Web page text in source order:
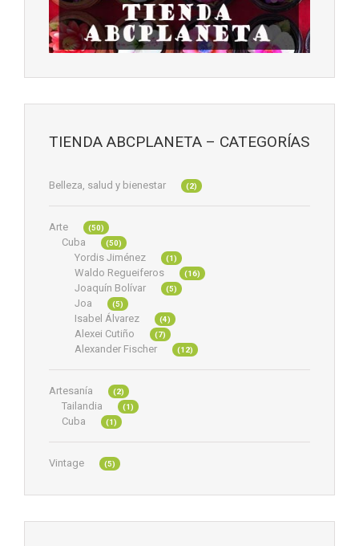
TIENDA ABCPLANETA – CATEGORÍAS
Belleza, salud y bienestar (2)
Arte (50)
Cuba (50)
Yordis Jiménez (1)
Waldo Regueiferos (16)
Joaquín Bolívar (5)
Joa (5)
Isabel Álvarez (4)
Alexei Cutiño (7)
Alexander Fischer (12)
Artesanía (2)
Tailandia (1)
Cuba (1)
Vintage (5)